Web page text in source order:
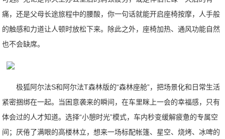
痛，还是父母长途旅程中的腰酸，你一句话就能开启座椅按摩，人手般
的触感和力道让人顿时放松下来。除此之外，座椅加热、通风功能自然
也不会缺席。
极狐阿尔法S和阿尔法T森林版的“森林座舱”，把场景化和日常生活
紧密捆绑在一起。当困意袭来的瞬间，在车里眯上一会的幸福感，只有
体会过的人才知道。选择“小憩时光”模式，车内秒变缓解疲惫的专属空
间；厌倦了满眼的高楼林立，想来一场标配帐篷、星空、烧烤、冰啤的